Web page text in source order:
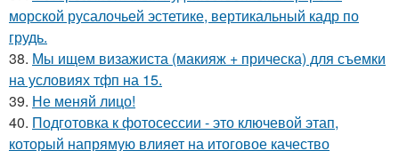
морской русалочьей эстетике, вертикальный кадр по
грудь.
38. Мы ищем визажиста (макияж + прическа) для съемки
на условиях тфп на 15.
39. Не меняй лицо!
40. Подготовка к фотосессии - это ключевой этап,
который напрямую влияет на итоговое качество